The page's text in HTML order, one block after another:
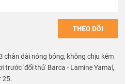
THEO DÕI
chân dài nóng bỏng, không chịu kém
trước 'đối thủ' Barca - Lamine Yamal,
25.